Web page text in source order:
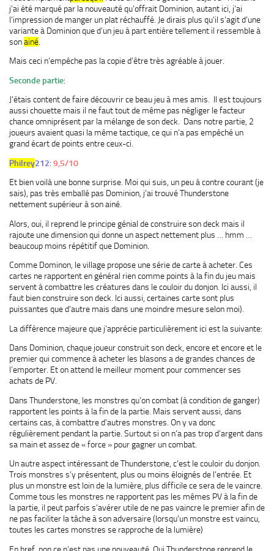
j’ai été marqué par la nouveauté qu’offrait Dominion, autant ici, j’ai
l’impression de manger un plat réchauffé. Je dirais plus qu’il s’agit d’une
variante à Dominion que d’un jeu à part entière tellement il ressemble à
sonainé
Mais ceci n’empêche pas la copie d’être très agréable à jouer.
Seconde partie:
J’étais content de faire découvrir ce beau jeu à mes amis. Il est toujours
aussi chouette mais il ne faut tout de même pas négliger le facteur
chance omniprésent par la mélange de son deck. Dans notre partie, 2
joueurs avaient quasi la même tactique, ce qui n’a pas empêché un
grand écart de points entre ceux-ci.
Philrey212: 9,5/10
Et bien voilà une bonne surprise. Moi qui suis, un peu à contre courant (je
sais), pas très emballé pas Dominion, j’ai trouvé Thunderstone
nettement supérieur à son ainé.
Alors, oui, il reprend le principe génial de construire son deck mais il
rajoute une dimension qui donne un aspect nettement plus … hmm …
beaucoup moins répétitif que Dominion.
Comme Dominon, le village propose une série de carte à acheter. Ces
cartes ne rapportent en général rien comme points à la fin du jeu mais
servent à combattre les créatures dans le couloir du donjon. Ici aussi, il
faut bien construire son deck. Ici aussi, certaines carte sont plus
puissantes que d’autre mais dans une moindre mesure selon moi).
La différence majeure que j’apprécie particulièrement ici est la suivante:
Dans Dominion, chaque joueur construit son deck, encore et encore et le
premier qui commence à acheter les blasons a de grandes chances de
l’emporter. Et on attend le meilleur moment pour commencer ses
achats de PV.
Dans Thunderstone, les monstres qu’on combat (à condition de ganger)
rapportent les points à la fin de la partie. Mais servent aussi, dans
certains cas, à combattre d’autres monstres. On y va donc
régulièrement pendant la partie. Surtout si on n’a pas trop d’argent dans
sa main et assez de « force » pour gagner un combat.
Un autre aspect intéressant de Thunderstone, c’est le couloir du donjon.
Trois monstres s’y présentent, plus ou moins éloignés de l’entrée. Et
plus un monstre est loin de la lumière, plus difficile ce sera de le vaincre.
Comme tous les monstres ne rapportent pas les mêmes PV à la fin de
la partie, il peut parfois s’avérer utile de ne pas vaincre le premier afin de
ne pas faciliter la tâche à son adversaire (lorsqu’un monstre est vaincu,
toutes les cartes monstres se rapproche de la lumière)